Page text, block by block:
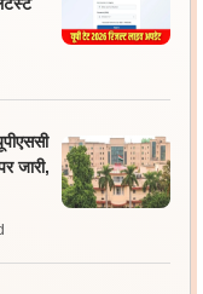
जारी,